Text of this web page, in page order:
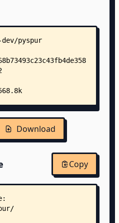
Download
Copy